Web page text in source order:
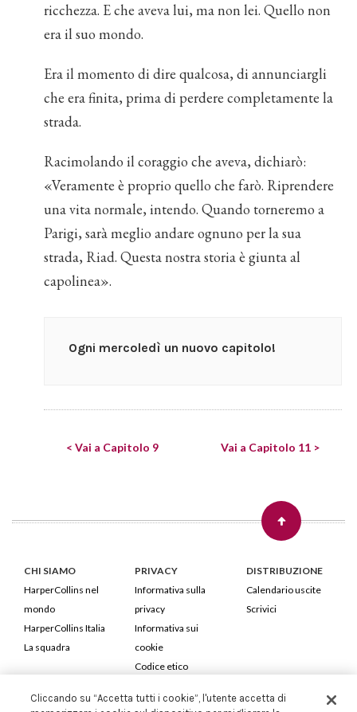
ricchezza. E che aveva lui, ma non lei. Quello non
era il suo mondo.
Era il momento di dire qualcosa, di annunciargli
che era finita, prima di perdere completamente la
strada.
Racimolando il coraggio che aveva, dichiarò:
«Veramente è proprio quello che farò. Riprendere
una vita normale, intendo. Quando torneremo a
Parigi, sarà meglio andare ognuno per la sua
strada, Riad. Questa nostra storia è giunta al
capolinea».
Ogni mercoledì un nuovo capitolo!
< Vai a Capitolo 9 Vai a Capitolo 11 >
CHI SIAMO
HarperCollins nel
mondo
HarperCollins Italia
La squadra
PRIVACY
Informativa sulla
privacy
Informativa sui
cookie
Codice etico
DISTRIBUZIONE
Calendario uscite
Scrivici
HarperCollins Italia S.p.A. Viale Monte Nero, 84 - 20135 Milano
Cliccando su “Accetta tutti i cookie”, l'utente accetta di